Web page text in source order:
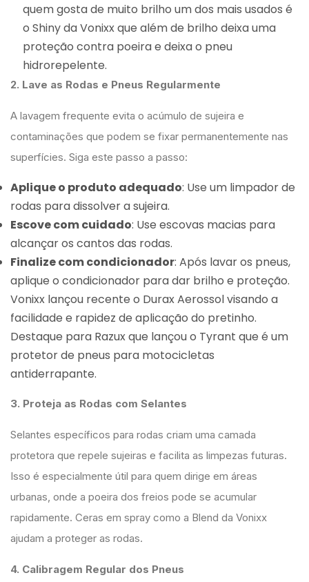
quem gosta de muito brilho um dos mais usados é
o Shiny da Vonixx que além de brilho deixa uma
proteção contra poeira e deixa o pneu
hidrorepelente.
2. Lave as Rodas e Pneus Regularmente
A lavagem frequente evita o acúmulo de sujeira e
contaminações que podem se fixar permanentemente nas
superfícies. Siga este passo a passo:
Aplique o produto adequado: Use um limpador de
rodas para dissolver a sujeira.
Escove com cuidado: Use escovas macias para
alcançar os cantos das rodas.
Finalize com condicionador: Após lavar os pneus,
aplique o condicionador para dar brilho e proteção.
Vonixx lançou recente o Durax Aerossol visando a
facilidade e rapidez de aplicação do pretinho.
Destaque para Razux que lançou o Tyrant que é um
protetor de pneus para motocicletas
antiderrapante.
3. Proteja as Rodas com Selantes
Selantes específicos para rodas criam uma camada
protetora que repele sujeiras e facilita as limpezas futuras.
Isso é especialmente útil para quem dirige em áreas
urbanas, onde a poeira dos freios pode se acumular
rapidamente. Ceras em spray como a Blend da Vonixx
ajudam a proteger as rodas.
4. Calibragem Regular dos Pneus